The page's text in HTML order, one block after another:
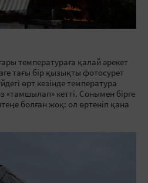
температураға қалай әрекет
тағы бір қызықты фотосурет
өрт кезінде температура
«тамшылап» кетті. Сонымен бірге
болған жоқ: ол өртеніп қана